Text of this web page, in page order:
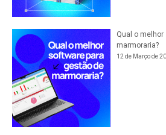
Qual o
marmoraria?
12 de Março de